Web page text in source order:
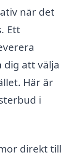
när det
Ett
dig att välja
Här är
i
direkt till